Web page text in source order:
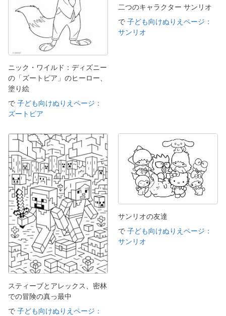
ニック・ワイルド：ディズニー
の「ズートピア」のヒーロー、
塗り絵
で 子ども向けぬりえページ：
ズートピア
二つのキャラクター サンリオ
で 子ども向けぬりえページ：
サンリオ
スティーブとアレックス、密林
での冒険の真っ最中
で 子ども向けぬりえページ：
サンリオの友達
で 子ども向けぬりえページ：
サンリオ